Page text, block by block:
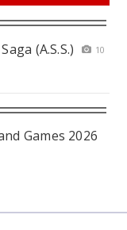
(A.S.S.)
10
Games 2026